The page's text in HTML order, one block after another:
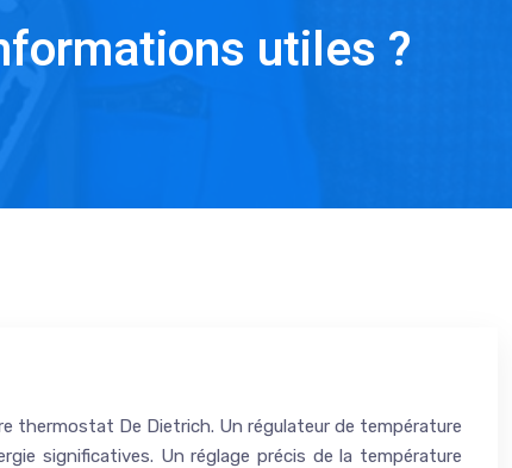
utiles ?
thermostat De Dietrich. Un régulateur de température
significatives. Un réglage précis de la température